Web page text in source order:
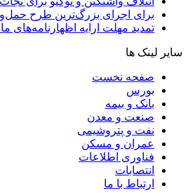
برای اجرای بزرگ‌ترین طرح
تمدید مهلت ارایه اظهارنامه‌های
سایر لینک ها
صفحه نخست
بورس
بانک و بیمه
صنعت و معدن
نفت و پتروشیمی
عمران و مسکن
فناوری اطلاعات
انتصابات
ارتباط با ما